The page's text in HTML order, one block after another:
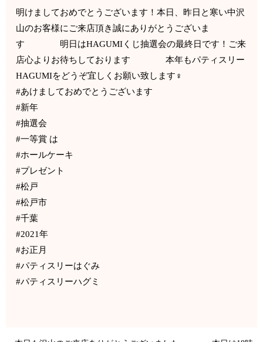
明けましておめでとうございます！本日、昨日と寒い中沢
山のお客様にご来店頂き誠にありがとうございま
す 明日はHAGUMIくじ抽選会の最終日です！ご来
店心よりお待ちしております 本年もパティスリー
HAGUMIをどうぞ宜しくお願い致します‍♀️
#あけましておめでとうございます
#新年
#抽選会
#一等賞 は
#ホールケーキ
#プレゼント
#松戸
#松戸市
#千葉
#2021年
#お正月
#パティスリーはぐみ
#パティスリーハグミ